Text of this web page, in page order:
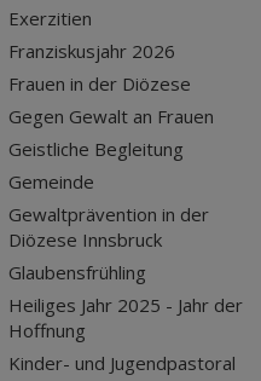
Exerzitien
Franziskusjahr 2026
Frauen in der Diözese
Gegen Gewalt an Frauen
Geistliche Begleitung
Gemeinde
Gewaltprävention in der
Diözese Innsbruck
Glaubensfrühling
Heiliges Jahr 2025 - Jahr der
Hoffnung
Kinder- und Jugendpastoral